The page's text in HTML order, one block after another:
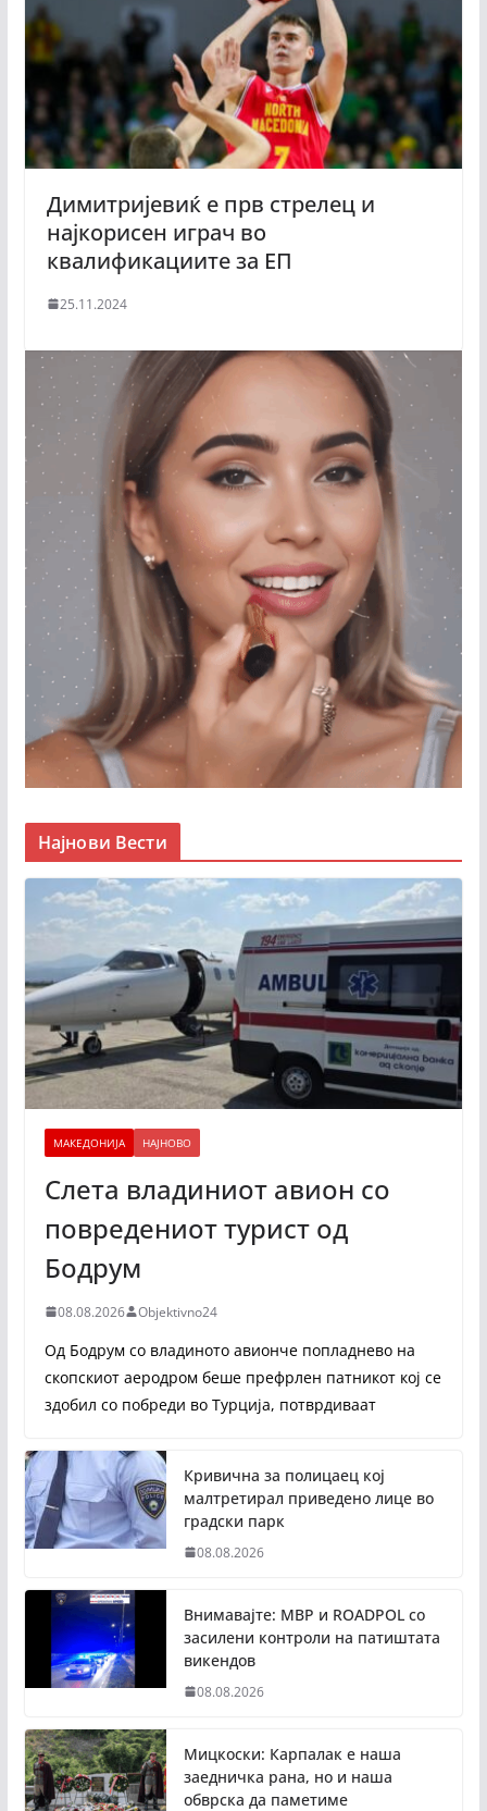
Димитријевиќ е прв стрелец и
најкорисен играч во
квалификациите за ЕП
25.11.2024
Најнови Вести
МАКЕДОНИЈА НАЈНОВО
Слета владиниот авион со
повредениот турист од
Бодрум
08.08.2026 Objektivno24
Од Бодрум со владиното авионче попладнево на
скопскиот аеродром беше префрлен патникот кој се
здобил со побреди во Турција, потврдиваат
Кривична за полицаец кој
малтретирал приведено лице во
градски парк
08.08.2026
Внимавајте: МВР и ROADPOL со
засилени контроли на патиштата
викендов
08.08.2026
Мицкоски: Карпалак е наша
заедничка рана, но и наша
обврска да паметиме